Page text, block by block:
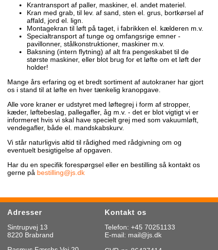
Krantransport af paller, maskiner, el. andet materiel.
Kran med grab, til lev. af sand, sten el. grus, bortkørsel af
affald, jord el. lign.
Montagekran til løft på taget, i fabrikken el. kælderen m.v.
Specialtransport af tunge og omfangsrige emner -
pavillonner, stålkonstruktioner, maskiner m.v.
Baksning (intern flytning) af alt fra pengeskabet til de
største maskiner, eller blot brug for et løfte om et løft der
holder!
Mange års erfaring og et bredt sortiment af autokraner har gjort
os i stand til at løfte en hver tænkelig kranopgave.
Alle vore kraner er udstyret med løftegrej i form af stropper,
kæder, løftebeslag, pallegafler, åg m.v. - det er blot vigtigt vi er
informeret hvis vi skal have specielt grej med som vakuumløft,
vendegafler, både el. mandskabskurv.
Vi står naturligvis altid til rådighed med rådgivning om og
eventuelt besigtigelse af opgaven.
Har du en specifik forespørgsel eller en bestilling så kontakt os
gerne på bestilling@js.dk
Adresser
Sintrupvej 13
8220 Brabrand
Kontakt os
Telefon: +45 70251133
E-mail: mail@js.dk